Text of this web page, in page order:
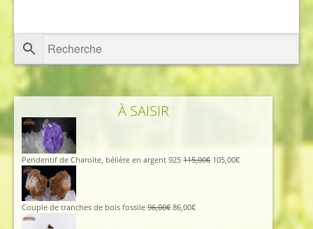
À SAISIR
Pendentif de Charoïte, bélière en argent 925 115,00€ Le
105,00€Le
Couple de tranches de bois fossile 96,00€Le
86,00€Le